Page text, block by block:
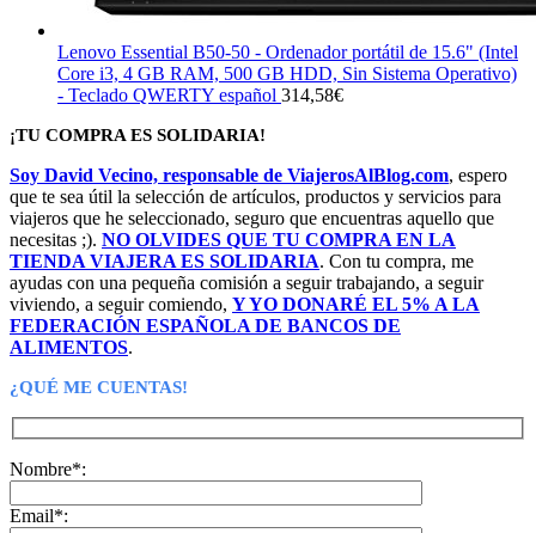
Lenovo Essential B50-50 - Ordenador portátil de 15.6" (Intel
Core i3, 4 GB RAM, 500 GB HDD, Sin Sistema Operativo)
- Teclado QWERTY español 314,58€
¡TU COMPRA ES SOLIDARIA!
Soy David Vecino, responsable de ViajerosAlBlog.com, espero
que te sea útil la selección de artículos, productos y servicios para
viajeros que he seleccionado, seguro que encuentras aquello que
necesitas ;). NO OLVIDES QUE TU COMPRA EN LA
TIENDA VIAJERA ES SOLIDARIA. Con tu compra, me
ayudas con una pequeña comisión a seguir trabajando, a seguir
viviendo, a seguir comiendo, Y YO DONARÉ EL 5% A LA
FEDERACIÓN ESPAÑOLA DE BANCOS DE
ALIMENTOS.
¿QUÉ ME CUENTAS!
Nombre*:
Email*: